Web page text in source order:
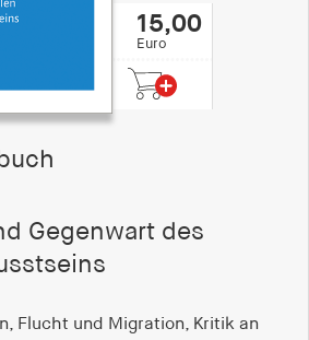
15,00
Euro
Gegenwart des
Flucht und Migration, Kritik an